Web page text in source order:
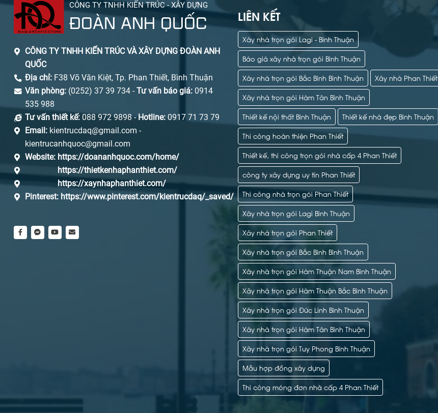
CÔNG TY TNHH KIẾN TRÚC - XÂY DỰNG
ĐOÀN ANH QUỐC
CÔNG TY TNHH KIẾN TRÚC VÀ XÂY DỰNG ĐOÀN ANH
QUỐC
Địa chỉ: F38 Võ Văn Kiệt, Tp. Phan Thiết, Bình Thuận
Văn phòng: (0252) 37 39 734 - Tư vấn báo giá:0914
535 988
Tư vấn thiết kế:088 972 9898 -Hotline:0917 71 73 79
Email:kientrucdaq@gmail.com -
kientrucanhquoc@gmail.com
Website: https://doananhquoc.com/home/
https://thietkenhaphanthiet.com/
https://xaynhaphanthiet.com/
Pinterest:https://www.pinterest.com/kientrucdaq/_saved/
LIÊN KẾT
Xây nhà trọn gói Lagi - Bình Thuận
Báo giá xây nhà trọn gói Bình Thuận
Xây nhà trọn gói Bắc Bình Bình Thuận
Xây nhà Phan Thiết
Xây nhà trọn gói Hàm Tân Bình Thuận
Thiết kế nội thất Bình Thuận
Thiết kế nhà đẹp Bình Thuận
Thi công hoàn thiện Phan Thiết
Thiết kế, thi công trọn gói nhà cấp 4 Phan Thiết
công ty xây dựng uy tín Phan Thiết
Thi công nhà trọn gói Phan Thiết
Xây nhà trọn gói Lagi Bình Thuận
Xây nhà trọn gói Phan Thiết
Xây nhà trọn gói Bắc Bình Bình Thuận
Xây nhà trọn gói Hàm Thuận Nam Bình Thuận
Xây nhà trọn gói Hàm Thuận Bắc Bình Thuận
Xây nhà trọn gói Đức Linh Bình Thuận
Xây nhà trọn gói Hàm Tân Bình Thuận
Xây nhà trọn gói Tuy Phong Bình Thuận
Mẫu hợp đồng xây dựng
Thi công móng đơn nhà cấp 4 Phan Thiết